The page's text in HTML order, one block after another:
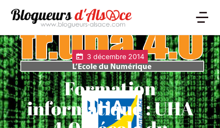
3 décembre 2014
Formation
informatique : UHA